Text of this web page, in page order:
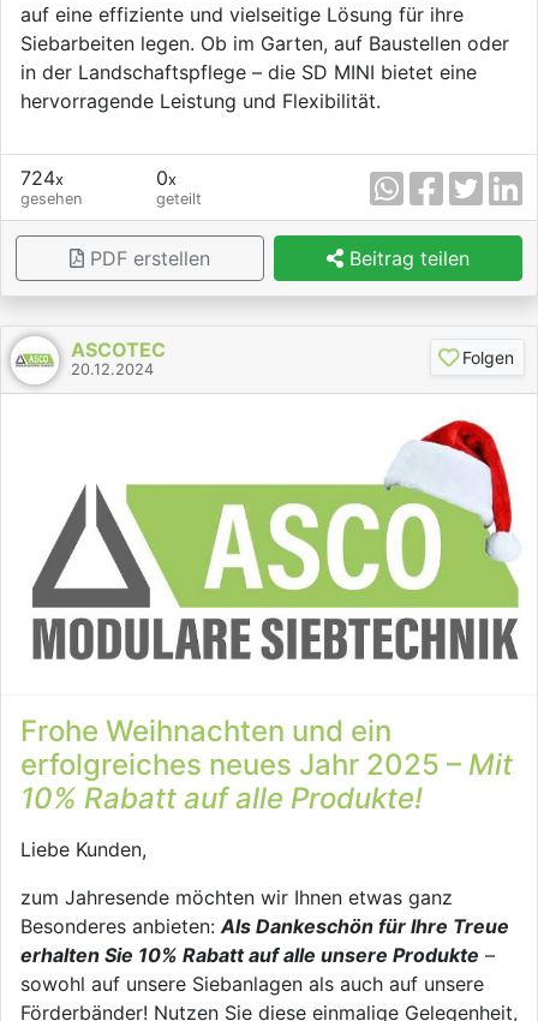
auf eine effiziente und vielseitige Lösung für ihre
Siebarbeiten legen. Ob im Garten, auf Baustellen oder
in der Landschaftspflege – die SD MINI bietet eine
hervorragende Leistung und Flexibilität.
724x
gesehen
0x
geteilt
PDF erstellen Beitrag teilen
ASCOTEC
20.12.2024
Folgen
Frohe Weihnachten und ein
erfolgreiches neues Jahr 2025 – Mit
10% Rabatt auf alle Produkte!
Liebe Kunden,
zum Jahresende möchten wir Ihnen etwas ganz
Besonderes anbieten: Als Dankeschön für Ihre Treue
erhalten Sie 10% Rabatt auf alle unsere Produkte –
sowohl auf unsere Siebanlagen als auch auf unsere
Förderbänder! Nutzen Sie diese einmalige Gelegenheit,